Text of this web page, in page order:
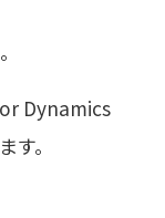
Dynamics
。